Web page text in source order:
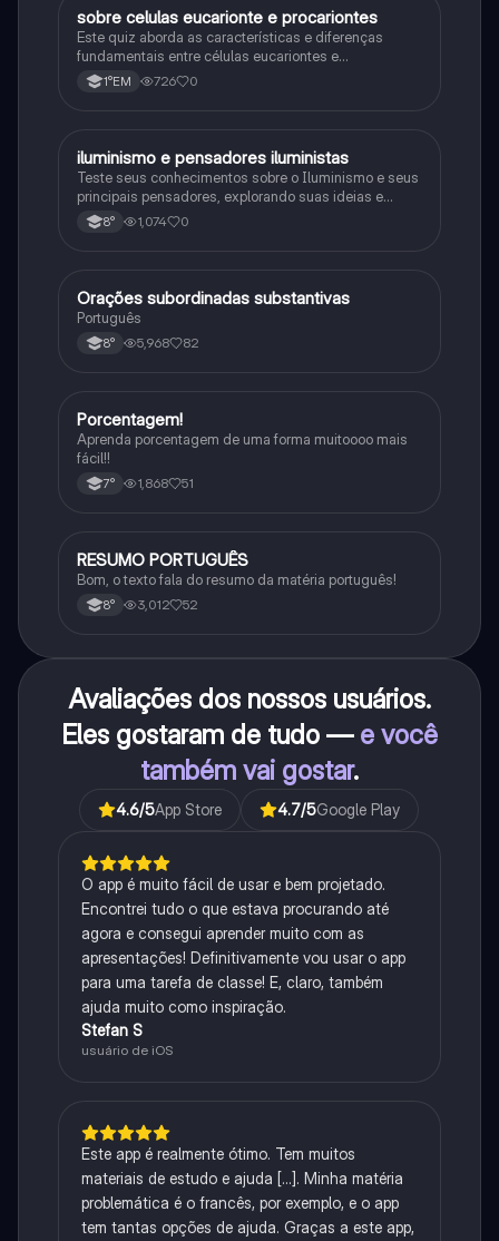
Biologia
sobre celulas eucarionte e procariontes
Este quiz aborda as características e diferenças
fundamentais entre células eucariontes e
procariontes.
1°EM 726 0
História
iluminismo e pensadores iluministas
Teste seus conhecimentos sobre o Iluminismo e seus
principais pensadores, explorando suas ideias e
impacto histórico.
8° 1,074 0
Português
Orações subordinadas substantivas
Português
8° 5,968 82
Matematica
Porcentagem!
Aprenda porcentagem de uma forma muitoooo mais
fácil!!
7° 1,868 51
Português
RESUMO PORTUGUÊS
Bom, o texto fala do resumo da matéria português!
8° 3,012 52
Avaliações dos nossos usuários.
Eles gostaram de tudo — e você
também vai gostar.
4.6/5App Store 4.7/5Google Play
O app é muito fácil de usar e bem projetado.
Encontrei tudo o que estava procurando até
agora e consegui aprender muito com as
apresentações! Definitivamente vou usar o app
para uma tarefa de classe! E, claro, também
ajuda muito como inspiração.
Stefan S
usuário de iOS
Este app é realmente ótimo. Tem muitos
materiais de estudo e ajuda [...]. Minha matéria
problemática é o francês, por exemplo, e o app
tem tantas opções de ajuda. Graças a este app,